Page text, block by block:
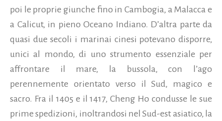
poi le proprie giunche fino in Cambogia, a Malacca e
a Calicut, in pieno Oceano Indiano. D’altra parte da
quasi due secoli i marinai cinesi potevano disporre,
unici al mondo, di uno strumento essenziale per
affrontare il mare, la bussola, con l’ago
perennemente orientato verso il Sud, magico e
sacro. Fra il 1405 e il 1417, Cheng Ho condusse le sue
prime spedizioni, inoltrandosi nel Sud-est asiatico, la